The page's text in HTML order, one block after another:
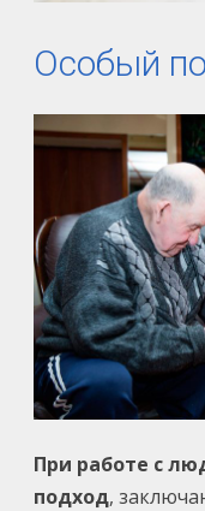
Особый
При работе с
подход,